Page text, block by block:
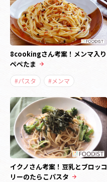
8cookingさん考案！メンマ入り
ぺぺたま
#パスタ #メンマ
イクノさん考案！豆乳とブロッコ
リーのたらこパスタ